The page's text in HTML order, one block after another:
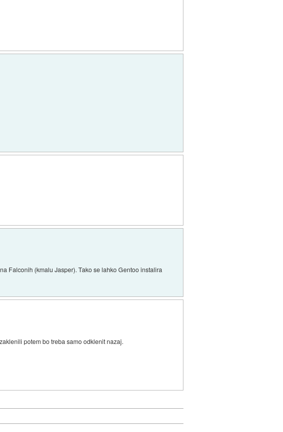
Falconih (kmalu Jasper). Tako se lahko Gentoo instalira
potem bo treba samo odklenit nazaj.